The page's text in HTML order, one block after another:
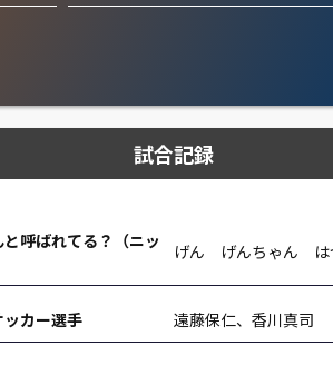
試合記録
呼ばれてる？（ニッ
げん げんちゃん は
カー選手 遠藤保仁、香川真司